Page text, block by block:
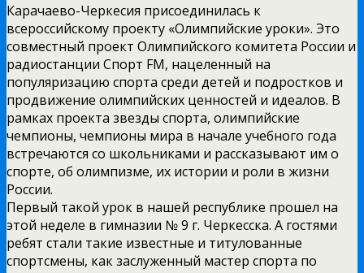
Карачаево­-Черкесия присоединилась к
всероссийскому проекту «Олимпийские уроки». Это
совместный проект Олимпийского комитета России и
радиостанции Спорт FM, нацеленный на
популяризацию спорта среди детей и подростков и
продвижение олимпийских ценностей и идеалов. В
рамках проекта звезды спорта, олимпийские
чемпионы, чемпионы мира в начале учебного года
встречаются со школьниками и рассказывают им о
спорте, об олимпизме, их истории и роли в жизни
России.
Первый такой урок в нашей республике прошел на
этой неделе в гимназии № 9 г. Черкесска. А гостями
ребят стали такие известные и титулованные
спортсмены, как заслуженный мастер спорта по